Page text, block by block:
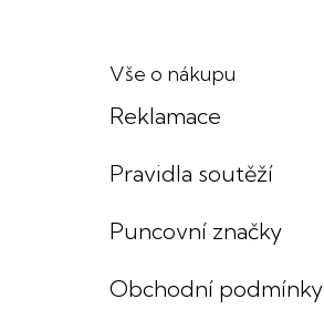
Vše o nákupu
Reklamace
Pravidla soutěží
Puncovní značky
Obchodní podmínky